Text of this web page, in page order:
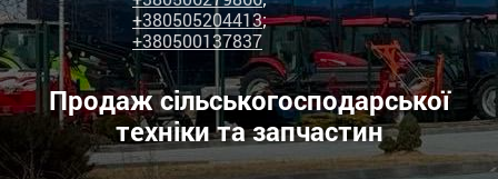
+380505204413;
+380500137837
Продаж сільськогосподарської
техніки та запчастин